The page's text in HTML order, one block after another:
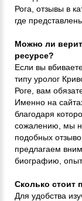
Рога, отзывы в
где
Можно ли
ресурсе?
Если вы
типу уролог
Роге, вам
Именно на
благодаря
сожалению, мы
подобных
предлагаем
биографию,
Сколько стоит
Для удобства